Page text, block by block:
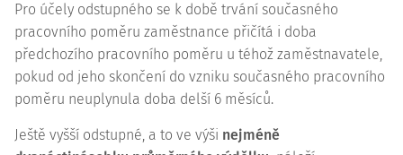
Pro účely odstupného se k době trvání současného
pracovního poměru zaměstnance přičítá i doba
předchozího pracovního poměru u téhož zaměstnavatele,
pokud od jeho skončení do vzniku současného pracovního
poměru neuplynula doba delší 6 měsíců.
Ještě vyšší odstupné, a to ve výši nejméně